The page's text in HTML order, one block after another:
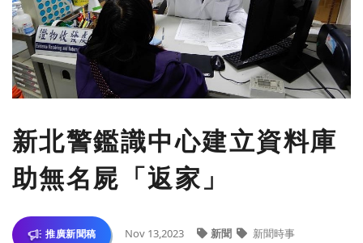
新北警鑑識中心建立資料庫
助無名屍「返家」
推廣新聞稿 Nov 13,2023 新聞 新聞時事